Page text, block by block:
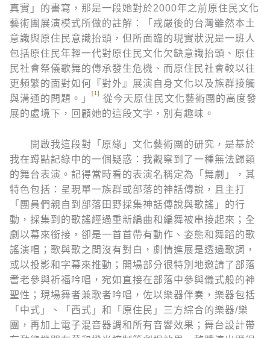
真實」的書寫，那是一段她對於2000年之前原住民文化
藝術團展演模式所做的註解：「戒嚴後的台灣雖然本土
意識與原住民意識抬頭，但所面臨的現實狀況是一班人
包括原住民年輕一代對原住民文化欠缺意識抬頭、原住
民社會祭儀歌舞的傳承發生危機、而原住民社會較以往
更頻繁的面對如何『對外』展演自身文化以及族群接觸
與溝通的問題。」
[1]
從今天原住民文化藝術團的高度發
展的處境下，回顧她的這段文字，別有趣味。
開啟我這段對「原緣」文化藝術團的研究，是基於
我在蹲點記錄中的一個疑惑：我觀察到了一種無法歸類
的舞台表演。記得當時看的表演名稱定為「舞劇」，其
特色包括：呈現單一族群或部落的神話傳說，且主打
「團員們親自到部落田野採集神話傳說與歌謠」的行
動，採集到的歌謠經過重新編曲和編舞被串接起來；全
劇以幕來銜接，卻是一首首帶有動作、姿態和舞蹈的歌
謠演唱；歌與歌之間沒有對白，劇情進展是透過歌詞，
或以投影和字幕來推動；開場部分很特別地邀請了部落
耆老參與祈福吟唱，宛如直接在部落中參與儀式般的神
聖性；現場舞者兼歌者吟唱，佐以樂器伴奏，樂器包括
「中式」、「西式」和「原住民」三方綜合的樂器/樂
團，再加上電子混音器調和所有音響效果；舞台設計帶